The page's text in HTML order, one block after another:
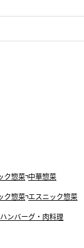
ク惣菜 中華惣菜
ク惣菜 エスニック惣菜
ハンバーグ・肉料理